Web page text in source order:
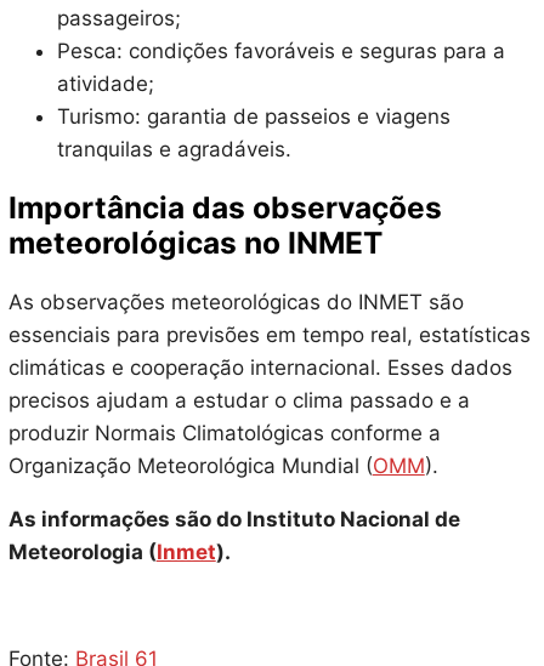
passageiros;
Pesca: condições favoráveis e seguras para a
atividade;
Turismo: garantia de passeios e viagens
tranquilas e agradáveis.
Importância das observações
meteorológicas no INMET
As observações meteorológicas do INMET são
essenciais para previsões em tempo real, estatísticas
climáticas e cooperação internacional. Esses dados
precisos ajudam a estudar o clima passado e a
produzir Normais Climatológicas conforme a
Organização Meteorológica Mundial (OMM).
As informações são do Instituto Nacional de
Meteorologia (Inmet).
Fonte: Brasil 61